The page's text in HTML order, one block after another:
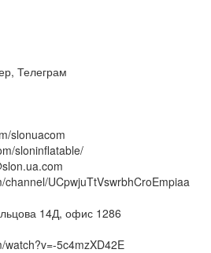
Телеграм
slonuacom
sloninflatable/
channel/UCpwjuTtVswrbhCroEmpiaa
14Д, офис 1286
watch?v=-5c4mzXD42E